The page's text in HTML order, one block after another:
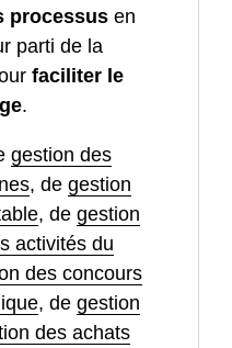
processus en
parti de la
faciliter le
.
gestion des
, de gestion
, de gestion
activités du
des concours
, de gestion
des achats